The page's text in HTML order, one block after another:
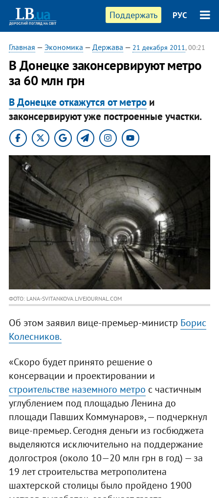
Поддержать РУС
Главная — Экономика — Держава — 21 декабря 2011, 00:21
​В Донецке законсервируют метро
за 60 млн грн
В Донецке откажутся от метрои
законсервируют уже построенные участки.
ФОТО: LANA-SVITANKOVA.LIVEJOURNAL.COM
Об этом заявил вице-премьер-министр Борис
Колесников.
«Скоро будет принято решение о
консервации и проектировании и
строительстве наземного метро с частичным
углублением под площадью Ленина до
площади Павших Коммунаров», — подчеркнул
вице-премьер. Сегодня деньги из госбюджета
выделяются исключительно на поддержание
долгостроя (около 10—20 млн грн в год) — за
19 лет строительства метрополитена
шахтерской столицы было пройдено 1900